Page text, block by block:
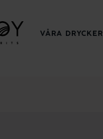
VÅRA DRYCKER